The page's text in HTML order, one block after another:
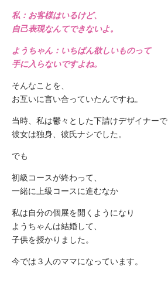
私：お客様はいるけど、
自己表現なんてできないよ。
ようちゃん：いちばん欲しいものって
手に入らないですよね。
そんなことを、
お互いに言い合っていたんですね。
当時、私は鬱々とした下請けデザイナーで
彼女は独身、彼氏ナシでした。
でも
初級コースが終わって、
一緒に上級コースに進むなか
私は自分の個展を開くようになり
ようちゃんは結婚して、
子供を授かりました。
今では３人のママになっています。